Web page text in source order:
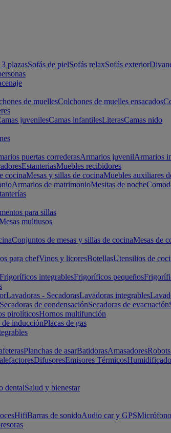
3 plazasSofás de pielSofás relaxSofás exterior
de muellesColchones de muelles ensacados
juvenilesCamas infantilesLiterasCamas nido
puertas correderasArmarios juvenilArmarios
EstanteriasMuebles recibidores
cocinaMesas y sillas de cocinaMuebles auxiliares
Armarios de matrimonioMesitas de noche
para sillas
multiusos
Conjuntos de mesas y sillas de cocinaMesas de
para chefVinos y licoresBotellasUtensilios de
Frigoríficos integrablesFrigoríficos pequeños
Lavadoras - SecadorasLavadoras integrables
Secadoras de condensaciónSecadoras de evacuación
pirolíticosHornos multifunción
de inducciónPlacas de gas
Planchas de asarBatidorasAmasadores
DifusoresEmisores Térmicos
dentalSalud y bienestar
HifiBarras de sonidoAudio car y GPS